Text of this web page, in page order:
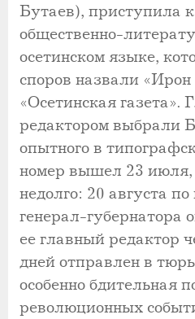
Бутаев), приступила
общественно-
осетинском языке,
споров назвали «Ирон
«Осетинская газета».
редактором выбрали
опытного в
номер вышел 23 июля,
недолго: 20 августа
генерал-губернатора
ее главный редактор
дней отправлен в
особенно бдительная
революционных